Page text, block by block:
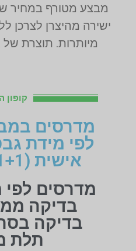
מבצע מטורף במחיר
ישירה מהיצרן לצרכן
מיותרות. תוצרת
קופון
לפי מידת
אישית (1+1+1 חינם)
מדרסים
בדיקה
בדיקה
תלת